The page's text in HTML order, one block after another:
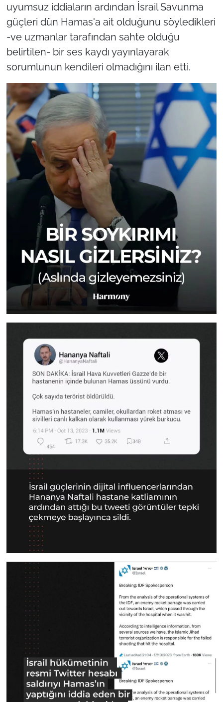
uyumsuz iddiaların ardından İsrail Savunma
güçleri dün Hamas'a ait olduğunu söyledikleri
-ve uzmanlar tarafından sahte olduğu
belirtilen- bir ses kaydı yayınlayarak
sorumlunun kendileri olmadığını ilan etti.